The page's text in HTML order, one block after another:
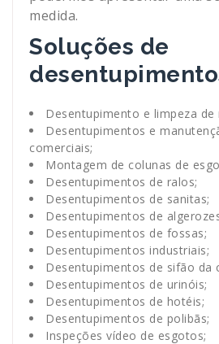
medida.
Soluções de
Desentupimento e limpeza de
Desentupimentos e
comerciais;
Montagem de colunas de
Desentupimentos de ralos;
Desentupimentos de sanitas;
Desentupimentos de
Desentupimentos de fossas;
Desentupimentos industriais;
Desentupimentos de sifão da
Desentupimentos de urinóis;
Desentupimentos de hotéis;
Desentupimentos de polibãs;
Inspeções vídeo de esgotos;